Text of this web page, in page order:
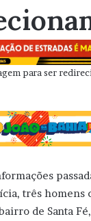
para ser
três homens
de Santa